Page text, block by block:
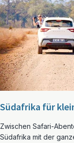
Südafrika für
Zwischen Safari-
Südafrika mit der